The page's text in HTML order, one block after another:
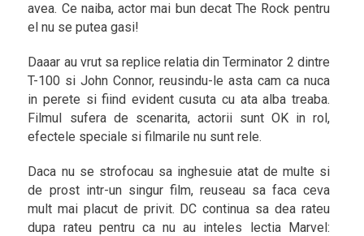
avea. Ce naiba, actor mai bun decat The Rock pentru
el nu se putea gasi!
Daaar au vrut sa replice relatia din Terminator 2 dintre
T-100 si John Connor, reusindu-le asta cam ca nuca
in perete si fiind evident cusuta cu ata alba treaba.
Filmul sufera de scenarita, actorii sunt OK in rol,
efectele speciale si filmarile nu sunt rele.
Daca nu se strofocau sa inghesuie atat de multe si
de prost intr-un singur film, reuseau sa faca ceva
mult mai placut de privit. DC continua sa dea rateu
dupa rateu pentru ca nu au inteles lectia Marvel: